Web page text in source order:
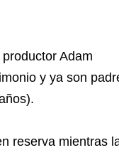
Adam
y ya son
reserva mientras